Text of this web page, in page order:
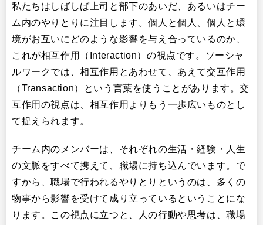
私たちはしばしば上司と部下のあいだ、あるいはチー
ム内のやりとりに注目します。個人と個人、個人と環
境がお互いにどのような影響を与え合っているのか、
これが相互作用（Interaction）の視点です。ソーシャ
ルワークでは、相互作用とあわせて、あえて交互作用
（Transaction）という言葉を使うことがあります。交
互作用の視点は、相互作用よりもう一歩広いものとし
て捉えられます。
チーム内のメンバーは、それぞれの生活・経験・人生
の文脈をすべて携えて、職場に持ち込んでいます。で
すから、職場で行われるやりとりというのは、多くの
物事から影響を受けて成り立っているということにな
ります。この視点に立つと、人の行動や思考は、職場